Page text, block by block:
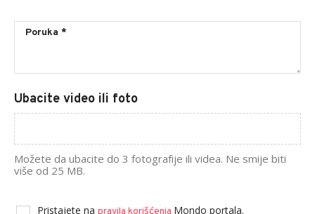
Ubacite video ili foto
Možete da ubacite do 3 fotografije ili videa. Ne smije biti
više od 25 MB.
Pristajete na Mondo portala.